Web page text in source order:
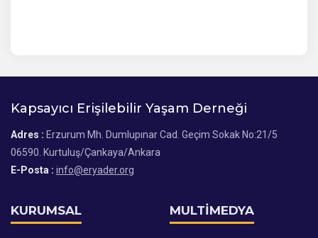
Kapsayıcı Erişilebilir Yaşam Derneği
Adres : Erzurum Mh. Dumlupınar Cad. Geçim Sokak No:21/5
06590. Kurtuluş/Çankaya/Ankara
E-Posta : info@eryader.org
KURUMSAL MULTİMEDYA